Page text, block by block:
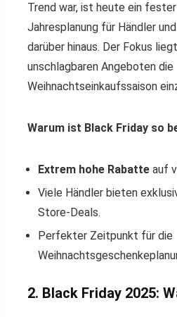
Trend war, ist heute ein
Jahresplanung für Händler
darüber hinaus. Der Fokus
unschlagbaren Angeboten die
Weihnachtseinkaufssaison
Warum ist Black Friday so
Extrem hohe Rabatte auf
Viele Händler bieten
Store-Deals.
Perfekter Zeitpunkt für die
2. Black Friday 2025: